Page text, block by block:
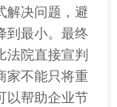
解决问题，避
到最小。最终
法院直接宣判
家不能只将重
以帮助企业节